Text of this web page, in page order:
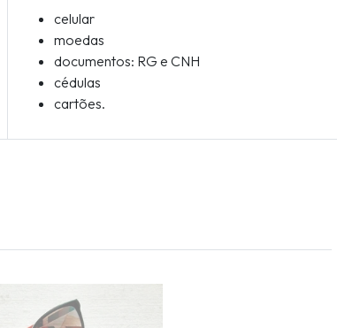
celular
moedas
documentos: RG e CNH
cédulas
cartões.